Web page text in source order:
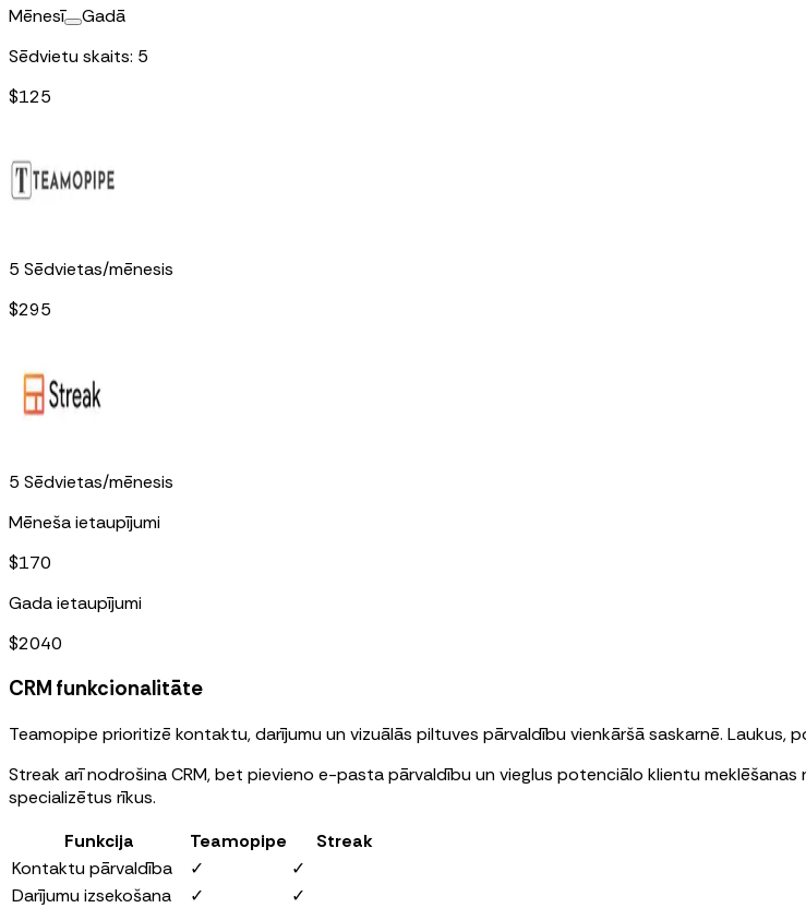
Mēnesī
Gadā
Sēdvietu skaits: 5
$125
5 Sēdvietas/mēnesis
$295
5 Sēdvietas/mēnesis
Mēneša ietaupījumi
$170
Gada ietaupījumi
$2040
CRM funkcionalitāte
Teamopipe prioritizē kontaktu, darījumu un vizuālās piltuves pārvaldību vienkāršā saskarnē. Laukus,
Streak arī nodrošina CRM, bet pievieno e-pasta pārvaldību un vieglus potenciālo klientu
specializētus rīkus.
Funkcija
Teamopipe
Streak
Kontaktu pārvaldība
✓
✓
Darījumu izsekošana
✓
✓